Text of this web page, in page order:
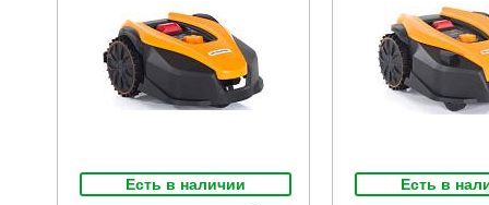
Есть в наличии Есть в